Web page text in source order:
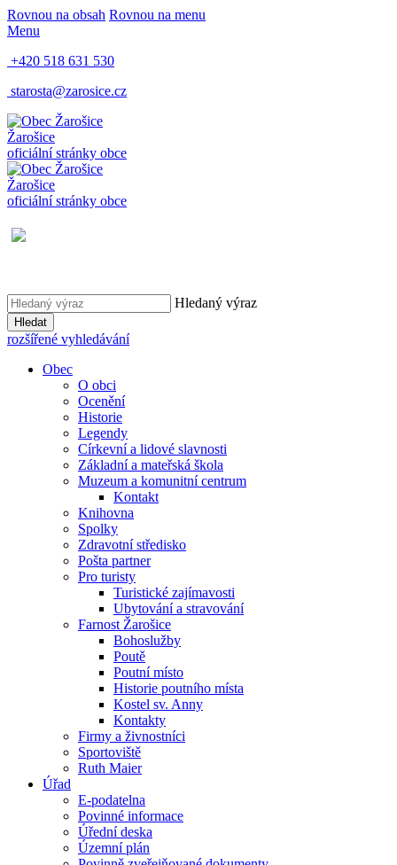
Rovnou na obsah Rovnou na menu
Menu
+420 518 631 530
starosta@zarosice.cz
Žarošice
oficiální stránky obce
Žarošice
oficiální stránky obce
Hledaný výraz
Hledat
rozšířené vyhledávání
Obec
O obci
Ocenění
Historie
Legendy
Církevní a lidové slavnosti
Základní a mateřská škola
Muzeum a komunitní centrum
Kontakt
Knihovna
Spolky
Zdravotní středisko
Pošta partner
Pro turisty
Turistické zajímavosti
Ubytování a stravování
Farnost Žarošice
Bohoslužby
Poutě
Poutní místo
Historie poutního místa
Kostel sv. Anny
Kontakty
Firmy a živnostníci
Sportoviště
Ruth Maier
Úřad
E-podatelna
Povinné informace
Úřední deska
Územní plán